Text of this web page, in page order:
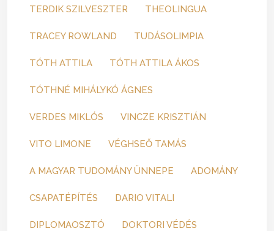
TERDIK SZILVESZTER THEOLINGUA
TRACEY ROWLAND TUDÁSOLIMPIA
TÓTH ATTILA TÓTH ATTILA ÁKOS
TÓTHNÉ MIHÁLYKÓ ÁGNES
VERDES MIKLÓS VINCZE KRISZTIÁN
VITO LIMONE VÉGHSEŐ TAMÁS
A MAGYAR TUDOMÁNY ÜNNEPE ADOMÁNY
CSAPATÉPÍTÉS DARIO VITALI
DIPLOMAOSZTÓ DOKTORI VÉDÉS